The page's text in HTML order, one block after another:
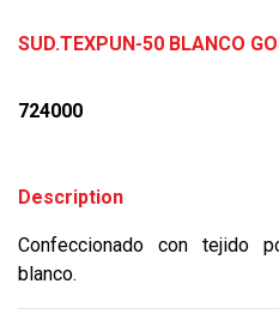
SUD.TEXPUN-50 BLANCO
724000
Description
Confeccionado con tejido
blanco.